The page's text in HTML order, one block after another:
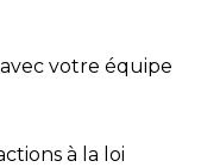
votre équipe
à la loi